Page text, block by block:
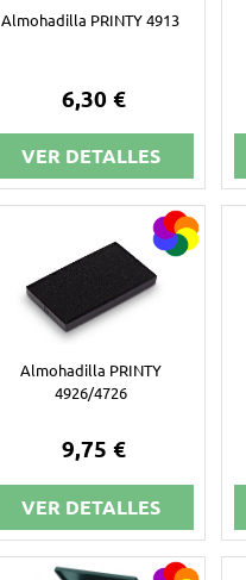
Almohadilla PRINTY 4913
6,30 €
VER DETALLES
Almohadilla PRINTY
4926/4726
9,75 €
VER DETALLES